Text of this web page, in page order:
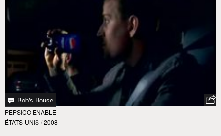
Bob's House
PEPSICO ENABLE
ÉTATS-UNIS / 2008